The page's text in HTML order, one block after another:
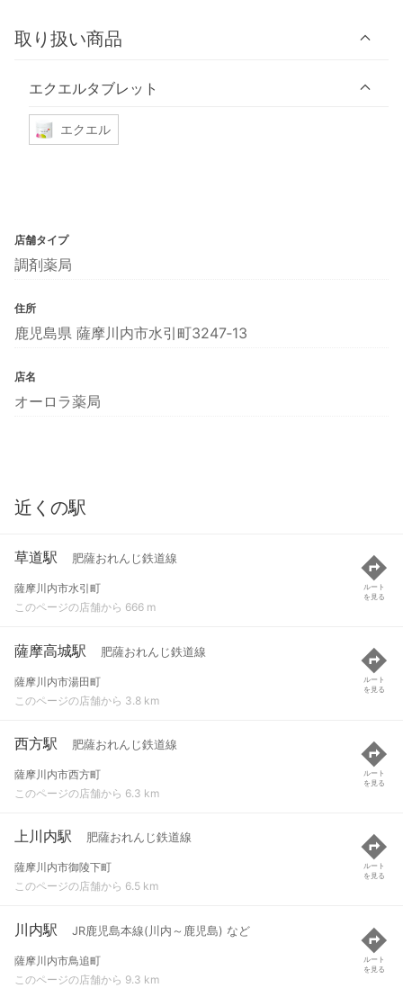
取り扱い商品
エクエルタブレット
エクエル
店舗タイプ
調剤薬局
住所
鹿児島県 薩摩川内市水引町3247‐13
店名
オーロラ薬局
近くの駅
草道駅 肥薩おれんじ鉄道線
薩摩川内市水引町
このページの店舗から 666 m
ルート
を見る
薩摩高城駅 肥薩おれんじ鉄道線
薩摩川内市湯田町
このページの店舗から 3.8 km
ルート
を見る
西方駅 肥薩おれんじ鉄道線
薩摩川内市西方町
このページの店舗から 6.3 km
ルート
を見る
上川内駅 肥薩おれんじ鉄道線
薩摩川内市御陵下町
このページの店舗から 6.5 km
ルート
を見る
川内駅 JR鹿児島本線(川内～鹿児島) など
薩摩川内市鳥追町
このページの店舗から 9.3 km
ルート
を見る